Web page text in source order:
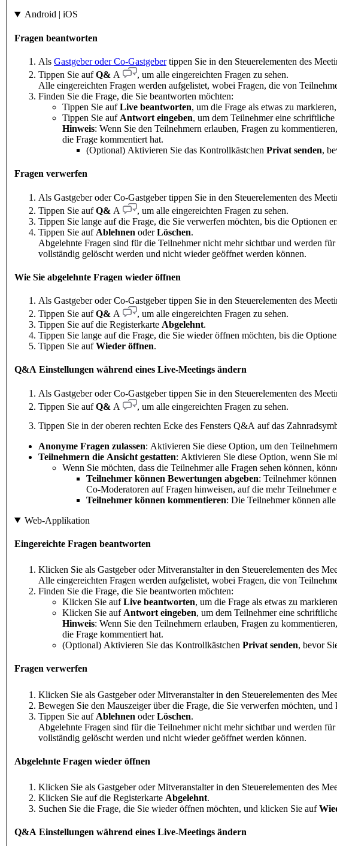
Android | iOS
Fragen beantworten
Als Gastgeber oder Co-Gastgebertippen Sie in den Steuerelementen des
Tippen Sie aufQ& A
, um alle eingereichten Fragen zu sehen.
Alle eingereichten Fragen werden aufgelistet, wobei Fragen, die von
Finden Sie die Frage, die Sie beantworten möchten:
Tippen Sie aufLive beantworten, um die Frage als etwas zu
Tippen Sie auf Antwort eingeben, um dem Teilnehmer eine
Hinweis: Wenn Sie den Teilnehmern erlauben, Fragen zu
die Frage kommentiert hat.
(Optional) Aktivieren Sie das Kontrollkästchen Privat senden,
Fragen verwerfen
Als Gastgeber oder Co-Gastgeber tippen Sie in den Steuerelementen des
Tippen Sie aufQ& A
, um alle eingereichten Fragen zu sehen.
Tippen Sie lange auf die Frage, die Sie verwerfen möchten, bis die Optionen
Tippen Sie auf Ablehnen oderLöschen.
Abgelehnte Fragen sind für die Teilnehmer nicht mehr sichtbar und werden
vollständig gelöscht werden und nicht wieder geöffnet werden können.
Wie Sie abgelehnte Fragen wieder öffnen
Als Gastgeber oder Co-Gastgeber tippen Sie in den Steuerelementen des
Tippen Sie aufQ& A
, um alle eingereichten Fragen zu sehen.
Tippen Sie auf die Registerkarte Abgelehnt.
Tippen Sie lange auf die Frage, die Sie wieder öffnen möchten, bis die
Tippen Sie aufWieder öffnen.
Q&A Einstellungen während eines Live-Meetings ändern
Als Gastgeber oder Co-Gastgeber tippen Sie in den Steuerelementen des
Tippen Sie aufQ& A
, um alle eingereichten Fragen zu sehen.
Tippen Sie in der oberen rechten Ecke des Fensters Q&A auf das
Anonyme Fragen zulassen: Aktivieren Sie diese Option, um den
Teilnehmern die Ansicht gestatten: Aktivieren Sie diese Option, wenn Sie
Wenn Sie möchten, dass die Teilnehmer alle Fragen sehen können,
Teilnehmer können Bewertungen abgeben: Teilnehmer
Co-Moderatoren auf Fragen hinweisen, auf die mehr Teilnehmer
Teilnehmer können kommentieren: Die Teilnehmer können
Web-Applikation
Eingereichte Fragen beantworten
Klicken Sie als Gastgeber oder Mitveranstalter in den Steuerelementen des
Alle eingereichten Fragen werden aufgelistet, wobei Fragen, die von
Finden Sie die Frage, die Sie beantworten möchten:
Klicken Sie aufLive beantworten, um die Frage als etwas zu
Klicken Sie auf Antwort eingeben, um dem Teilnehmer eine
Hinweis: Wenn Sie den Teilnehmern erlauben, Fragen zu
die Frage kommentiert hat.
(Optional) Aktivieren Sie das Kontrollkästchen Privat senden, bevor
Fragen verwerfen
Klicken Sie als Gastgeber oder Mitveranstalter in den Steuerelementen des
Bewegen Sie den Mauszeiger über die Frage, die Sie verwerfen möchten,
Tippen Sie auf Ablehnen oderLöschen.
Abgelehnte Fragen sind für die Teilnehmer nicht mehr sichtbar und werden
vollständig gelöscht werden und nicht wieder geöffnet werden können.
Abgelehnte Fragen wieder öffnen
Klicken Sie als Gastgeber oder Mitveranstalter in den Steuerelementen des
Klicken Sie auf die Registerkarte Abgelehnt.
Suchen Sie die Frage, die Sie wieder öffnen möchten, und klicken Sie auf
Q&A Einstellungen während eines Live-Meetings ändern